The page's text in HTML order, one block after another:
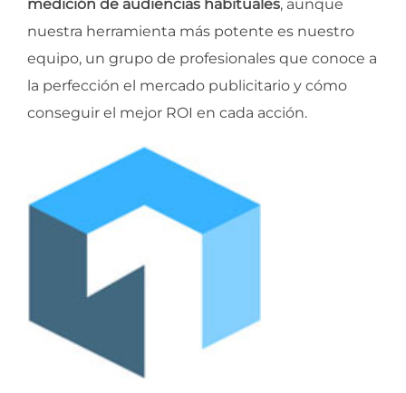
medición de audiencias habituales, aunque
nuestra herramienta más potente es nuestro
equipo, un grupo de profesionales que conoce a
la perfección el mercado publicitario y cómo
conseguir el mejor ROI en cada acción.